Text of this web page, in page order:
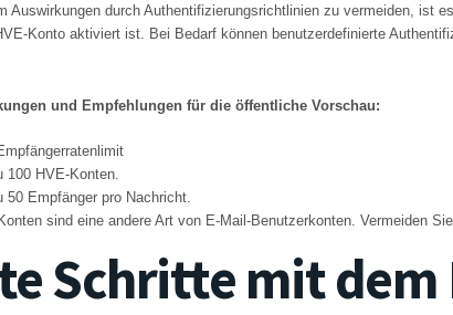
Auswirkungen durch Authentifizierungsrichtlinien zu vermeiden, ist
Konto aktiviert ist. Bei Bedarf können benutzerdefinierte
und Empfehlungen für die öffentliche Vorschau:
100 HVE-Konten.
50 Empfänger pro Nachricht.
sind eine andere Art von E-Mail-Benutzerkonten. Vermeiden
Schritte mit dem